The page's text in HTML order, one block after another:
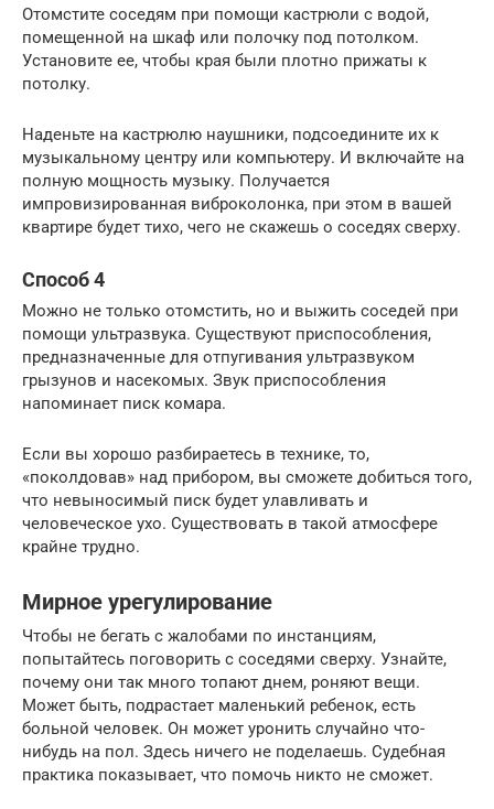
Отомстите соседям при помощи кастрюли с водой,
помещенной на шкаф или полочку под потолком.
Установите ее, чтобы края были плотно прижаты к
потолку.
Наденьте на кастрюлю наушники, подсоедините их к
музыкальному центру или компьютеру. И включайте на
полную мощность музыку. Получается
импровизированная виброколонка, при этом в вашей
квартире будет тихо, чего не скажешь о соседях сверху.
Способ 4
Можно не только отомстить, но и выжить соседей при
помощи ультразвука. Существуют приспособления,
предназначенные для отпугивания ультразвуком
грызунов и насекомых. Звук приспособления
напоминает писк комара.
Если вы хорошо разбираетесь в технике, то,
«поколдовав» над прибором, вы сможете добиться того,
что невыносимый писк будет улавливать и
человеческое ухо. Существовать в такой атмосфере
крайне трудно.
Мирное урегулирование
Чтобы не бегать с жалобами по инстанциям,
попытайтесь поговорить с соседями сверху. Узнайте,
почему они так много топают днем, роняют вещи.
Может быть, подрастает маленький ребенок, есть
больной человек. Он может уронить случайно что-
нибудь на пол. Здесь ничего не поделаешь. Судебная
практика показывает, что помочь никто не сможет.